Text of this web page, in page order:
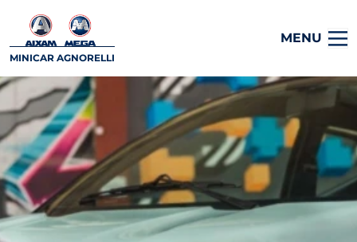
MINICAR AGNORELLI
MENU